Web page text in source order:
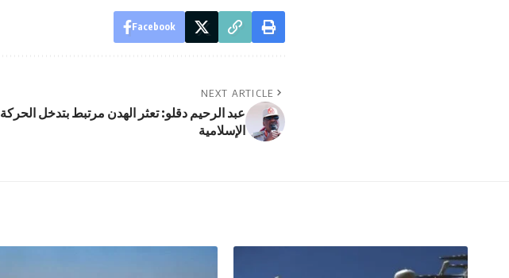
Facebook
NEXT ARTICLE
عبد الرحيم دقلو: تعثر الهدن مرتبط بتدخل الحركة
الإسلامية